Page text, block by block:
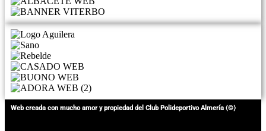
Web creada con mucho amor y propiedad del Club Polideportivo Almería ⟨©⟩